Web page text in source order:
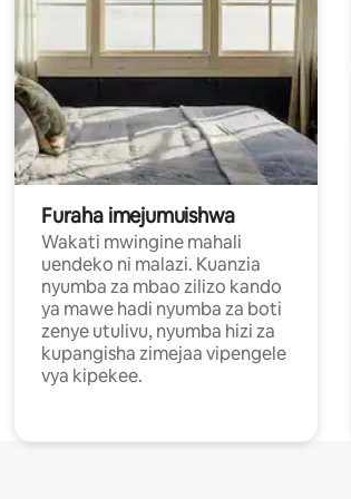
Furaha imejumuishwa
Wakati mwingine mahali
uendeko ni malazi. Kuanzia
nyumba za mbao zilizo kando
ya mawe hadi nyumba za boti
zenye utulivu, nyumba hizi za
kupangisha zimejaa vipengele
vya kipekee.